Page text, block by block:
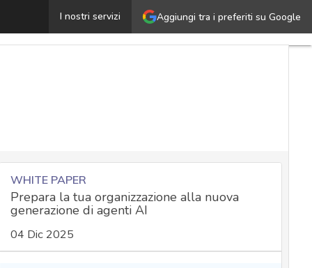
Aggiungi tra i preferiti su Google
I nostri servizi
Apple contro gli spyware Pegasus e Graphite: così
WHITE PAPER
Prepara la tua organizzazione alla nuova
generazione di agenti AI
04 Dic 2025